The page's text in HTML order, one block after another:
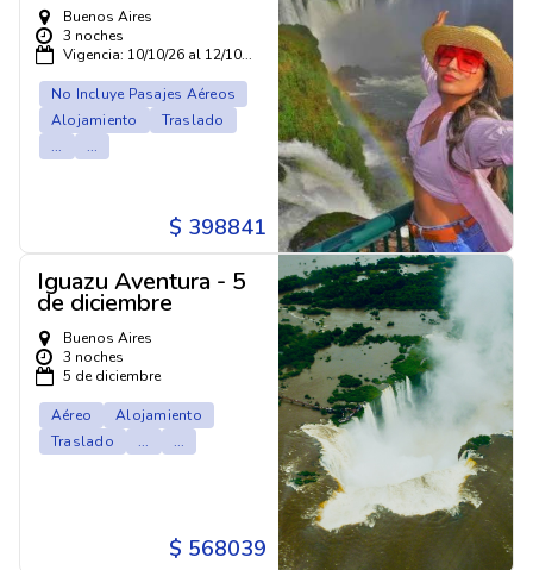
Buenos Aires
3 noches
Vigencia: 10/10/26 al 12/10...
No Incluye Pasajes Aéreos
Alojamiento
Traslado
...
...
$ 398841
Iguazu Aventura - 5
de diciembre
Buenos Aires
3 noches
5 de diciembre
Aéreo
Alojamiento
Traslado
... ...
$ 568039